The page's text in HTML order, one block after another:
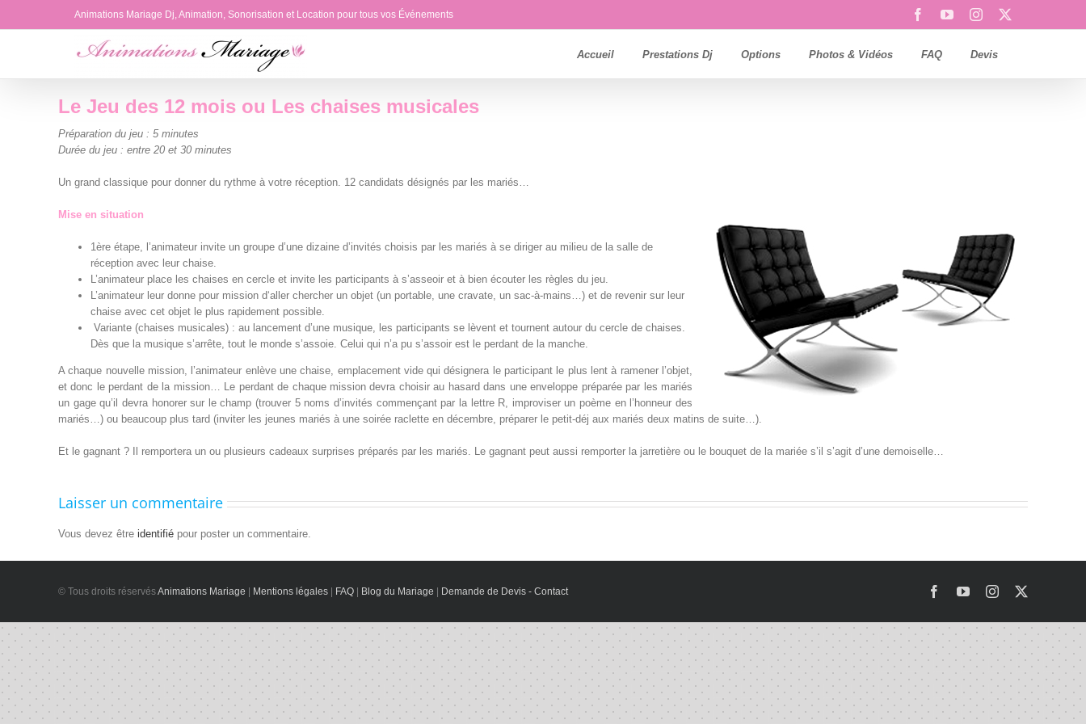
Animations Mariage Dj, Animation, Sonorisation et Location pour tous vos Événements FacebookYouTubeInstagram
Accueil Prestations Dj Options Photos & Vidéos FAQ Devis
Le Jeu des 12 mois ou Les chaises musicales
Préparation du jeu : 5 minutes
Durée du jeu : entre 20 et 30 minutes
Un grand classique pour donner du rythme à votre réception. 12 candidats désignés par les mariés…
Mise en situation
1ère étape, l’animateur invite un groupe d’une dizaine d’invités choisis par les mariés à se diriger au milieu de la salle de
réception avec leur chaise.
L’animateur place les chaises en cercle et invite les participants à s’asseoir et à bien écouter les règles du jeu.
L’animateur leur donne pour mission d‘aller chercher un objet (un portable, une cravate, un sac-à-mains…) et de revenir sur leur
chaise avec cet objet le plus rapidement possible.
Variante (chaises musicales) : au lancement d’une musique, les participants se lèvent et tournent autour du cercle de chaises.
Dès que la musique s’arrête, tout le monde s’assoie. Celui qui n’a pu s’assoir est le perdant de la manche.
A chaque nouvelle mission, l’animateur enlève une chaise, emplacement vide qui désignera le participant le plus lent à ramener l’objet,
et donc le perdant de la mission… Le perdant de chaque mission devra choisir au hasard dans une enveloppe préparée par les mariés
un gage qu’il devra honorer sur le champ (trouver 5 noms d’invités commençant par la lettre R, improviser un poème en l’honneur des
mariés…) ou beaucoup plus tard (inviter les jeunes mariés à une soirée raclette en décembre, préparer le petit-déj aux mariés deux matins de suite…).
Et le gagnant ? Il remportera un ou plusieurs cadeaux surprises préparés par les mariés. Le gagnant peut aussi remporter la jarretière ou le bouquet de la mariée s’il s’agit d’une demoiselle…
Laisser un commentaire
Vous devez être identifié pour poster un commentaire.
© Tous droits réservésAnimations Mariage Mentions légales FAQ Blog du Mariage Demande de Devis - Contact FacebookYouTubeInstagram